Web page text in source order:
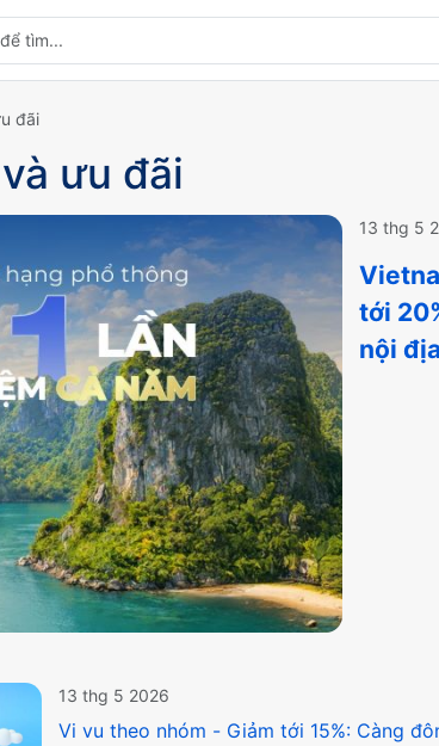
đãi
ưu đãi
13 thg 5
tới
nội
13 thg 5 2026
Vi vu theo nhóm - Giảm tới 15%: Càng